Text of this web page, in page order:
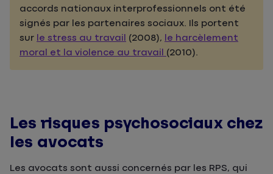
accords nationaux interprofessionnels ont été
signés par les partenaires sociaux. Ils portent
sur le stress au travail (2008), le harcèlement
moral et la violence au travail (2010).
Les risques psychosociaux chez
les avocats
Les avocats sont aussi concernés par les RPS, qui